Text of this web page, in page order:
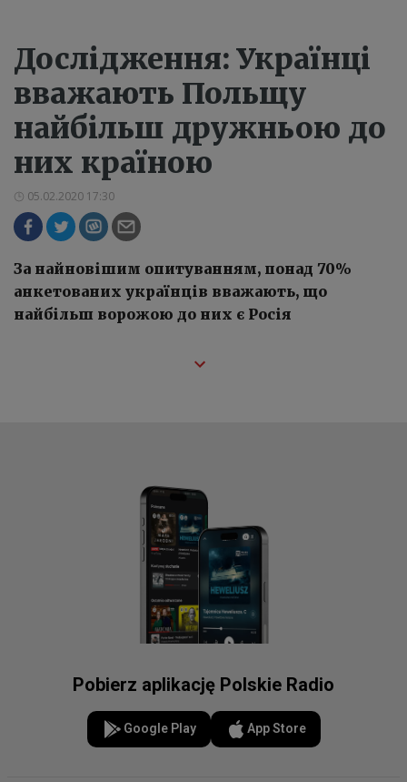
Дослідження: Українці
вважають Польщу
найбільш дружньою до
них країною
05.02.2020 17:30
За найновішим опитуванням, понад 70%
анкетованих українців вважають, що
найбільш ворожою до них є Росія
Pobierz aplikację Polskie Radio
Google Play App Store